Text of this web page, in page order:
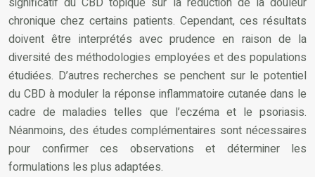
chronique chez certains patients. Cependant, ces résultats
doivent être interprétés avec prudence en raison de la
diversité des méthodologies employées et des populations
étudiées. D’autres recherches se penchent sur le potentiel
du CBD à moduler la réponse inflammatoire cutanée dans le
cadre de maladies telles que l’eczéma et le psoriasis.
Néanmoins, des études complémentaires sont nécessaires
pour confirmer ces observations et déterminer les
formulations les plus adaptées.